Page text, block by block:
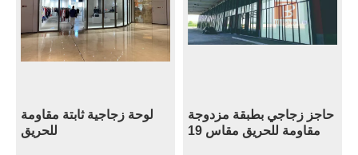
لوحة زجاجية ثابتة مقاومة
للحريق
حاجز زجاجي بطبقة مزدوجة
مقاومة للحريق مقاس 19